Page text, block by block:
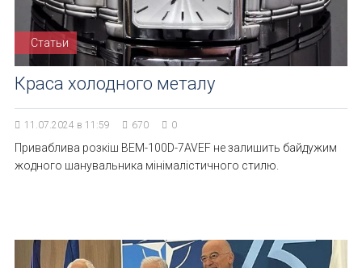
Статьи
Краса холодного металу
11.07.2024 в 11:59 670 0
Приваблива розкіш BEM-100D-7AVEF не залишить байдужим
жодного шанувальника мінімалістичного стилю.